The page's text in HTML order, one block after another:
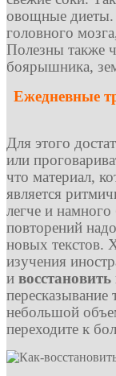
овощные диеты.
головного
Полезны также
боярышника,
Ежедневные
Для этого
или
что материал,
является
легче и
повторений
новых текстов.
изучения
и
пересказывание
небольшой
переходите к